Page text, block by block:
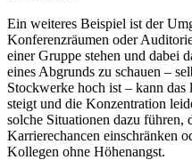
Ein weiteres Beispiel ist der
Konferenzräumen oder
einer Gruppe stehen und dabei
eines Abgrunds zu schauen –
Stockwerke hoch ist – kann
steigt und die Konzentration
solche Situationen dazu führen,
Karrierechancen einschränken
Kollegen ohne Höhenangst.